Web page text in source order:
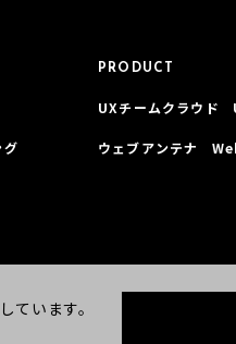
グ
PRODUCT
UXチームクラウド
ウェブアンテナ
ています。